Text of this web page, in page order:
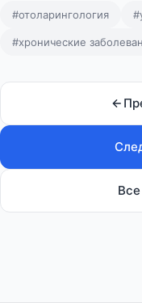
#отоларингология
#хронические